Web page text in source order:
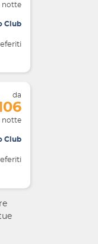
notte
Club
da
notte
Club